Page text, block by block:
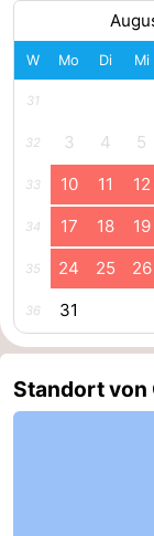
Route
Parken
Reisebuchshop
Medizin
Adressen
Region
Zeeland
Schouwen-
W Mo Di Mi
31
32 3 4 5
33 10 11 12
34 17 18 19
35 24 25 26
36 31
Standort von